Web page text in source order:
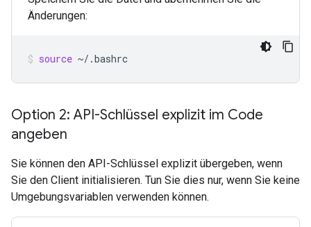
Änderungen:
source ~/.bashrc
Option 2: API-Schlüssel explizit im Code
angeben
Sie können den API-Schlüssel explizit übergeben, wenn
Sie den Client initialisieren. Tun Sie dies nur, wenn Sie keine
Umgebungsvariablen verwenden können.